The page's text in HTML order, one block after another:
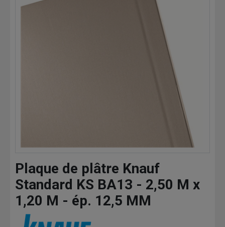
Plaque de plâtre Knauf
Standard KS BA13 - 2,50 M x
1,20 M - ép. 12,5 MM